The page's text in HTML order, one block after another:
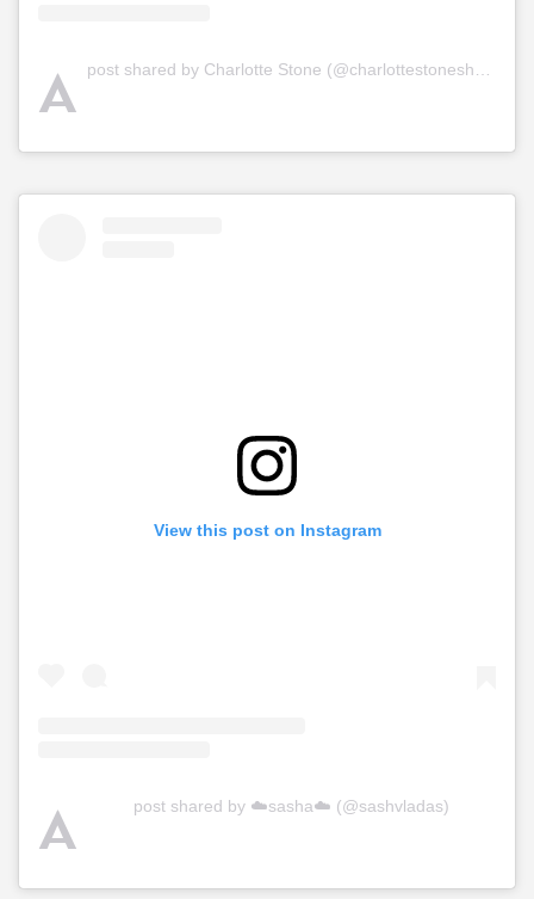
A post shared by Charlotte Stone (@charlottestoneshoes)
View this post on Instagram
A post shared by ☁️sasha☁️ (@sashvladas)